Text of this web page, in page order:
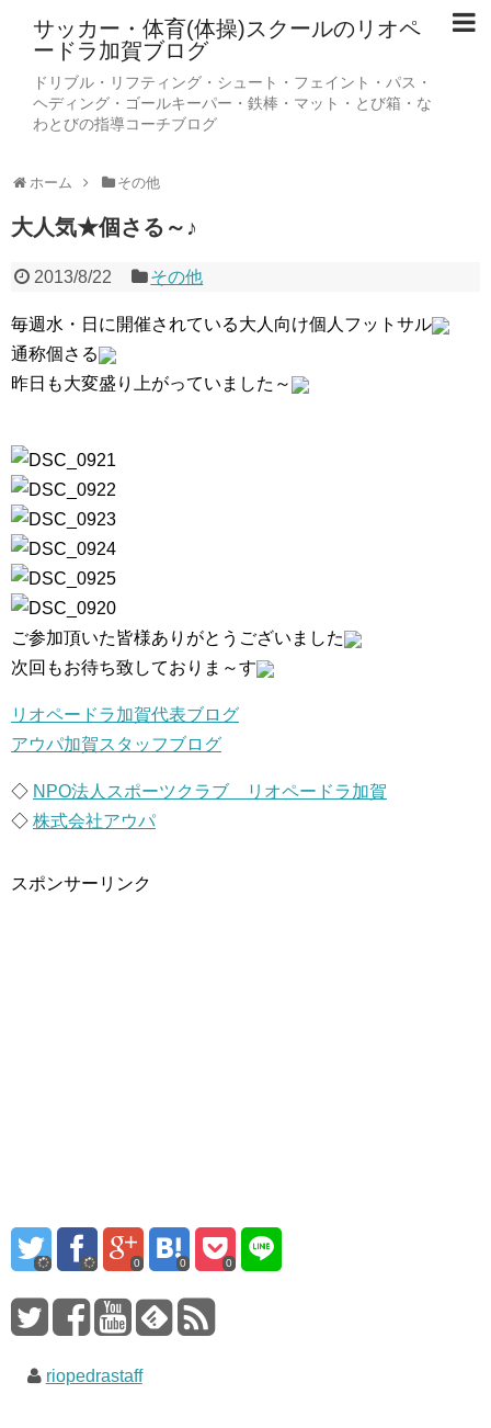
サッカー・体育(体操)スクールのリオペ
ードラ加賀ブログ
ドリブル・リフティング・シュート・フェイント・パス・
ヘディング・ゴールキーパー・鉄棒・マット・とび箱・な
わとびの指導コーチブログ
ホーム その他
大人気★個さる～♪
2013/8/22 その他
毎週水・日に開催されている大人向け個人フットサル
通称個さる
昨日も大変盛り上がっていました～
ご参加頂いた皆様ありがとうございました
次回もお待ち致しておりま～す
リオペードラ加賀代表ブログ
アウパ加賀スタッフブログ
◇ NPO法人スポーツクラブ リオペードラ加賀
◇ 株式会社アウパ
スポンサーリンク
0 0 0
riopedrastaff